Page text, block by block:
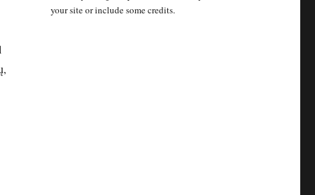
your site or include some credits.